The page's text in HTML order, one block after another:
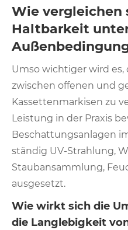
Wie vergleichen
Haltbarkeit
Umso wichtiger wird es,
zwischen offenen und
Kassettenmarkisen zu
Leistung in der Praxis
Beschattungsanlagen
ständig UV-Strahlung,
Staubansammlung,
ausgesetzt.
Wie wirkt sich die
die Langlebigkeit